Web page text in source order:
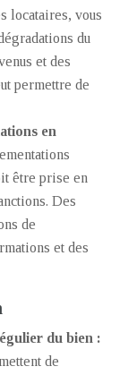
locataires, vous
du
et des
permettre de
en
être prise en
Des
de
et des
du bien :
de